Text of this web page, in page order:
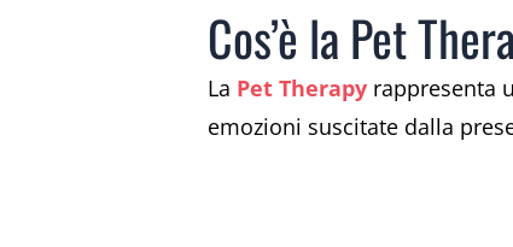
Cos’è la Pet
La Pet Therapy rappresenta
emozioni suscitate dalla